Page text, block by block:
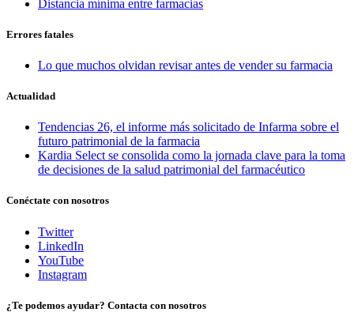
Distancia mínima entre farmacias
Errores fatales
Lo que muchos olvidan revisar antes de vender su farmacia
Actualidad
Tendencias 26, el informe más solicitado de Infarma sobre el
futuro patrimonial de la farmacia
Kardia Select se consolida como la jornada clave para la toma
de decisiones de la salud patrimonial del farmacéutico
Conéctate con nosotros
Twitter
LinkedIn
YouTube
Instagram
¿Te podemos ayudar? Contacta con nosotros